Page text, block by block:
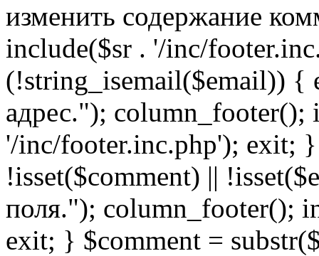
изменить содержание
include($sr . '/inc/
(!string_isemail($email)) {
адрес."); column_footer();
'/inc/footer.inc.php'); exit;
!isset($comment) ||
поля."); column_footer();
exit; } $comment =